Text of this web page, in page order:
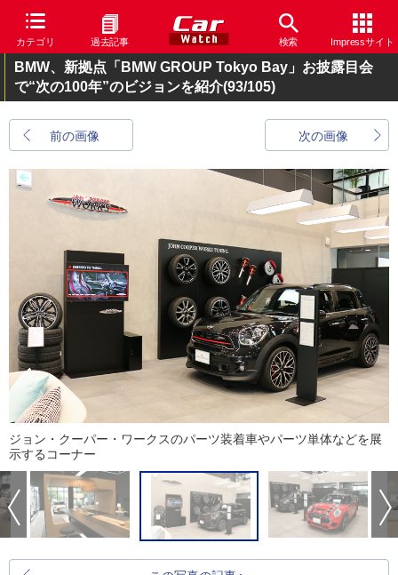
カテゴリ 過去記事 検索 Impressサイト
BMW、新拠点「BMW GROUP Tokyo Bay」お披露目会
で“次の100年”のビジョンを紹介(93/105)
前の画像 次の画像
ジョン・クーパー・ワークスのパーツ装着車やパーツ単体などを展
示するコーナー